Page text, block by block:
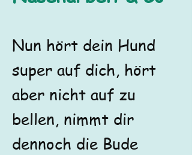
Nun hört dein Hund
super auf dich, hört
aber nicht auf zu
bellen, nimmt dir
dennoch die Bude